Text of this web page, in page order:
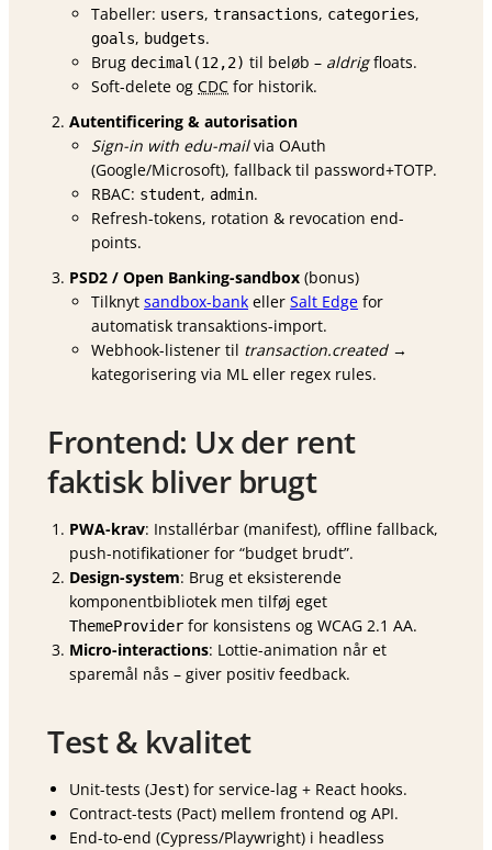
Tabeller: users, transactions, categories,
goals, budgets.
Brug decimal(12,2) til beløb – aldrigfloats.
Soft-delete og CDC for historik.
Autentificering & autorisation
Sign-in with edu-mailvia OAuth
(Google/Microsoft), fallback til password+TOTP.
RBAC: student, admin.
Refresh-tokens, rotation & revocation end-
points.
PSD2 / Open Banking-sandbox (bonus)
Tilknyt sandbox-bank eller Salt Edge for
automatisk transaktions-import.
Webhook-listener til transaction.created→
kategorisering via ML eller regex rules.
Frontend: Ux der rent
faktisk bliver brugt
PWA-krav: Installérbar (manifest), offline fallback,
push-notifikationer for “budget brudt”.
Design-system: Brug et eksisterende
komponentbibliotek men tilføj eget
ThemeProvider for konsistens og WCAG 2.1 AA.
Micro-interactions: Lottie-animation når et
sparemål nås – giver positiv feedback.
Test & kvalitet
Unit-tests (Jest) for service-lag + React hooks.
Contract-tests (Pact) mellem frontend og API.
End-to-end (Cypress/Playwright) i headless